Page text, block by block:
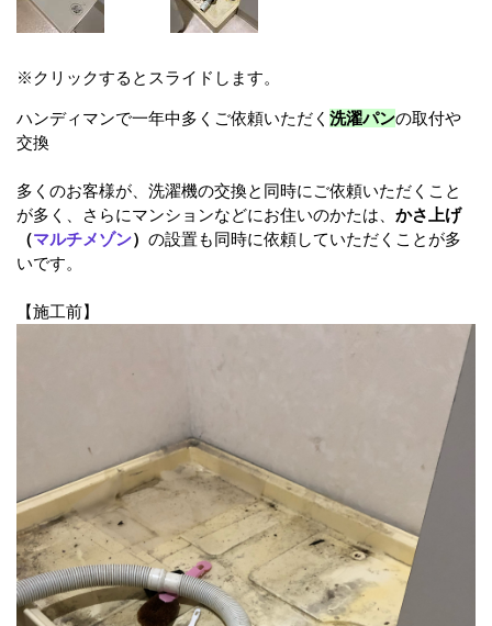
※クリックするとスライドします。
ハンディマンで一年中多くご依頼いただく 洗濯パンの取付や
交換
多くのお客様が、洗濯機の交換と同時にご依頼いただくこと
が多く、さらにマンションなどにお住いのかたは、 かさ上げ
（マルチメゾン） の設置も同時に依頼していただくことが多
いです。
【施工前】